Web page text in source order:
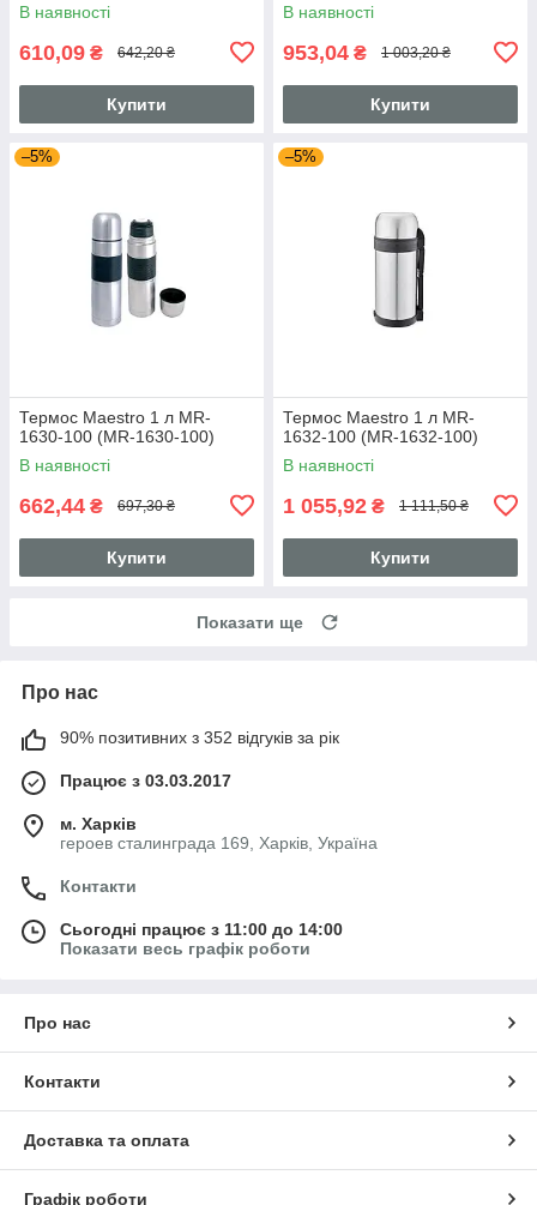
В наявності
610,09 ₴ 642,20 ₴
Купити
В наявності
953,04 ₴ 1 003,20 ₴
Купити
–5%
Термос Maestro 1 л MR-
1630-100 (MR-1630-100)
В наявності
662,44 ₴ 697,30 ₴
Купити
–5%
Термос Maestro 1 л MR-
1632-100 (MR-1632-100)
В наявності
1 055,92 ₴ 1 111,50 ₴
Купити
Показати ще
Про нас
90% позитивних з 352 відгуків за рік
Працює з 03.03.2017
м. Харків
героев сталинграда 169, Харків, Україна
Контакти
Сьогодні працює з 11:00 до 14:00
Показати весь графік роботи
Про нас
Контакти
Доставка та оплата
Графік роботи